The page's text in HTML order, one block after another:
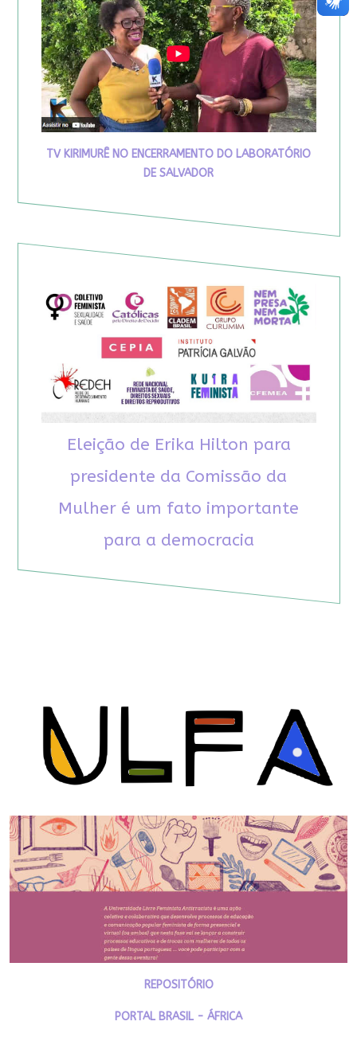
TV KIRIMURÊ NO ENCERRAMENTO DO LABORATÓRIO
DE SALVADOR
Eleição de Erika Hilton para
presidente da Comissão da
Mulher é um fato importante
para a democracia
REPOSITÓRIO
PORTAL BRASIL - ÁFRICA